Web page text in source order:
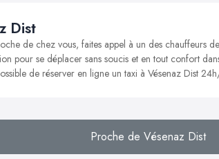
Dist
de chez vous, faites appel à un des chauffeurs
pour se déplacer sans soucis et en tout confort
de réserver en ligne un taxi à Vésenaz Dist
Proche de Vésenaz Dist